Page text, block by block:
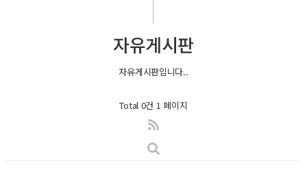
자유게시판
자유게시판입니다..
Total 0건 1 페이지